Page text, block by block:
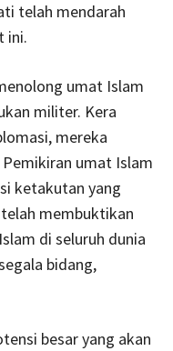
telah mendarah
ini.
umat Islam
militer. Kera
mereka
umat Islam
ketakutan yang
membuktikan
di seluruh dunia
bidang,
besar yang akan